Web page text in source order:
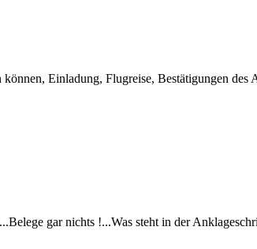
können, Einladung, Flugreise, Bestätigungen des
gar nichts !...Was steht in der